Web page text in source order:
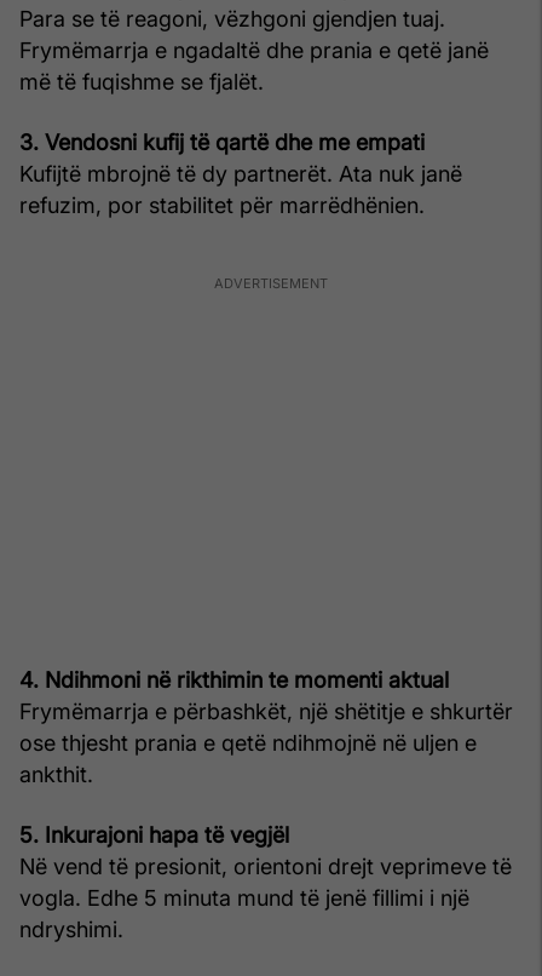
Para se të reagoni, vëzhgoni gjendjen tuaj.
Frymëmarrja e ngadaltë dhe prania e qetë janë
më të fuqishme se fjalët.
3. Vendosni kufij të qartë dhe me empati
Kufijtë mbrojnë të dy partnerët. Ata nuk janë
refuzim, por stabilitet për marrëdhënien.
4. Ndihmoni në rikthimin te momenti aktual
Frymëmarrja e përbashkët, një shëtitje e shkurtër
ose thjesht prania e qetë ndihmojnë në uljen e
ankthit.
5. Inkurajoni hapa të vegjël
Në vend të presionit, orientoni drejt veprimeve të
vogla. Edhe 5 minuta mund të jenë fillimi i një
ndryshimi.